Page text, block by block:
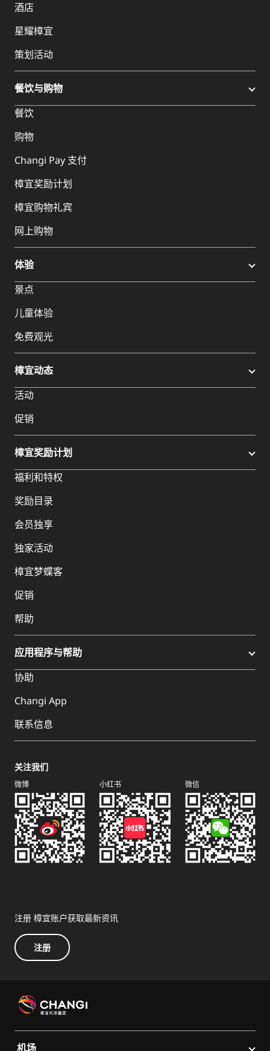
酒店
星耀樟宜
策划活动
餐饮与购物
餐饮
购物
Changi Pay 支付
樟宜奖励计划
樟宜购物礼宾
网上购物
体验
景点
儿童体验
免费观光
樟宜动态
活动
促销
樟宜奖励计划
福利和特权
奖励目录
会员独享
独家活动
樟宜梦蝶客
促销
帮助
应用程序与帮助
协助
Changi App
联系信息
关注我们
微博 小红书 微信
注册 樟宜账户获取最新资讯
注册
机场